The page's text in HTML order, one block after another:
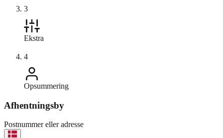
3
Ekstra
4
Opsummering
Afhentningsby
Postnummer eller adresse